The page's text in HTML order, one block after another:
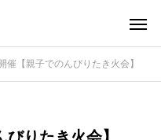
催【親子でのんびりたき火会】